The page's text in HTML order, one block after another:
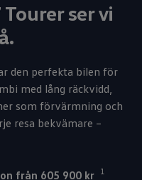
ser vi
den perfekta bilen för
med lång räckvidd,
som förvärmning och
resa bekvämare –
från 605 900 kr 1